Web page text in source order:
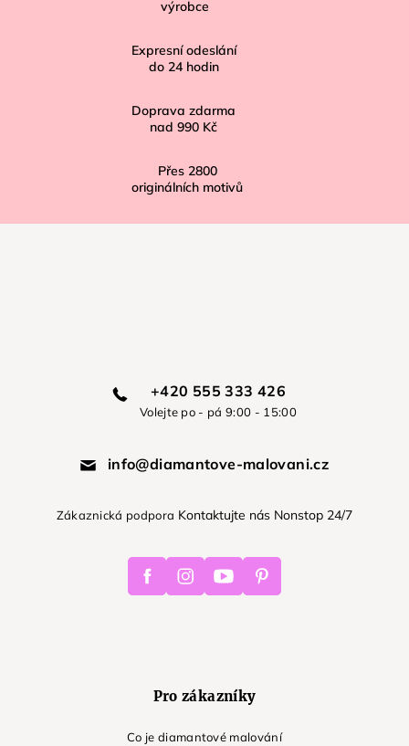
výrobce
Expresní odeslání
do 24 hodin
Doprava zdarma
nad 990 Kč
Přes 2800
originálních motivů
+420 555 333 426
Volejte po - pá 9:00 - 15:00
info@diamantove-malovani.cz
Zákaznická podpora Kontaktujte nás Nonstop 24/7
FacebookInstagramYoutube Pinterest
Pro zákazníky
Co je diamantové malování